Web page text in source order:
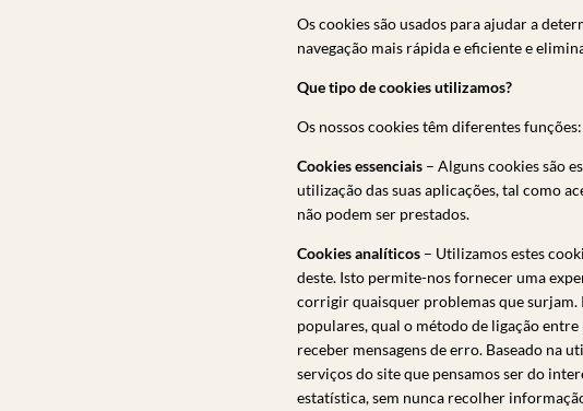
Os cookies são usados para ajudar a
navegação mais rápida e eficiente e
Que tipo de cookies utilizamos?
Os nossos cookies têm diferentes funções:
Cookies essenciais – Alguns cookies são
utilização das suas aplicações, tal como
não podem ser prestados.
Cookies analíticos – Utilizamos estes
deste. Isto permite-nos fornecer uma
corrigir quaisquer problemas que surjam.
populares, qual o método de ligação entre
receber mensagens de erro. Baseado na
serviços do site que pensamos ser do
estatística, sem nunca recolher